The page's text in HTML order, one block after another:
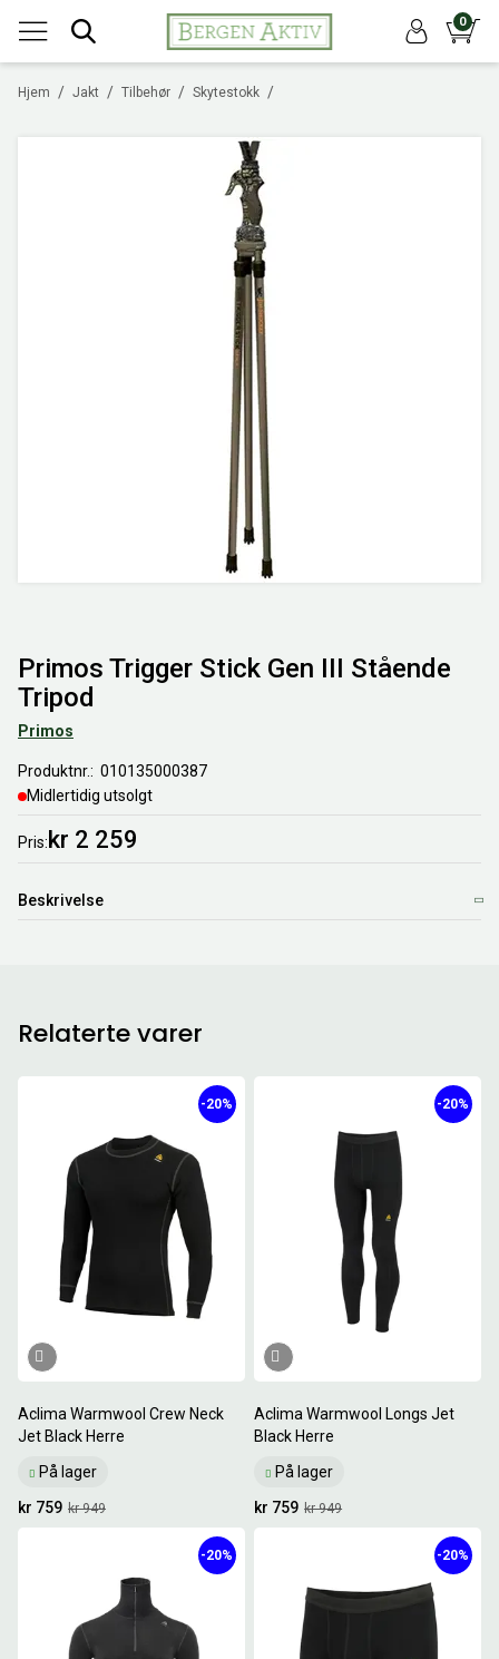
0
/
Hjem /
Jakt /
Tilbehør /
Skytestokk
Primos Trigger Stick Gen III Stående
Tripod
Primos
Produktnr.
010135000387
Midlertidig utsolgt
Pris kr 2 259
Beskrivelse
Relaterte varer
Aclima Warmwool Crew Neck
Jet Black Herre
På lager
-20%
kr 949
kr 759
Aclima Warmwool Longs Jet
Black Herre
På lager
-20%
kr 949
kr 759
-20% -20%